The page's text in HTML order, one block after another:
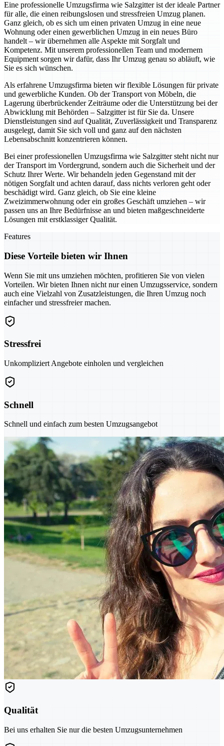
Eine professionelle Umzugsfirma wie Salzgitter ist der ideale Partner
für alle, die einen reibungslosen und stressfreien Umzug planen.
Ganz gleich, ob es sich um einen privaten Umzug in eine neue
Wohnung oder einen gewerblichen Umzug in ein neues Büro
handelt – wir übernehmen alle Aspekte mit Sorgfalt und
Kompetenz. Mit unserem professionellen Team und modernem
Equipment sorgen wir dafür, dass Ihr Umzug genau so abläuft, wie
Sie es sich wünschen.
Als erfahrene Umzugsfirma bieten wir flexible Lösungen für private
und gewerbliche Kunden. Ob der Transport von Möbeln, die
Lagerung überbrückender Zeiträume oder die Unterstützung bei der
Abwicklung mit Behörden – Salzgitter ist für Sie da. Unsere
Dienstleistungen sind auf Qualität, Zuverlässigkeit und Transparenz
ausgelegt, damit Sie sich voll und ganz auf den nächsten
Lebensabschnitt konzentrieren können.
Bei einer professionellen Umzugsfirma wie Salzgitter steht nicht nur
der Transport im Vordergrund, sondern auch die Sicherheit und der
Schutz Ihrer Werte. Wir behandeln jeden Gegenstand mit der
nötigen Sorgfalt und achten darauf, dass nichts verloren geht oder
beschädigt wird. Ganz gleich, ob Sie eine kleine
Zweizimmerwohnung oder ein großes Geschäft umziehen – wir
passen uns an Ihre Bedürfnisse an und bieten maßgeschneiderte
Lösungen mit erstklassiger Qualität.
Features
Diese Vorteile bieten wir Ihnen
Wenn Sie mit uns umziehen möchten, profitieren Sie von vielen
Vorteilen. Wir bieten Ihnen nicht nur einen Umzugsservice, sondern
auch eine Vielzahl von Zusatzleistungen, die Ihren Umzug noch
einfacher und stressfreier machen.
Stressfrei
Unkompliziert Angebote einholen und vergleichen
Schnell
Schnell und einfach zum besten Umzugsangebot
Qualität
Bei uns erhalten Sie nur die besten Umzugsunternehmen